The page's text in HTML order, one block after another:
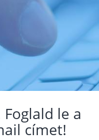
le a
címet!